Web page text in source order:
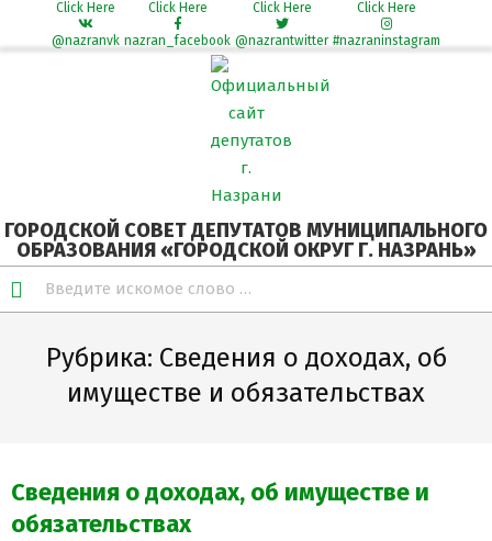
Click Here
@nazranvk
Click Here
nazran_facebook
Click Here
@nazrantwitter
Click Here
#nazraninstagram
ГОРОДСКОЙ СОВЕТ ДЕПУТАТОВ МУНИЦИПАЛЬНОГО
ОБРАЗОВАНИЯ «ГОРОДСКОЙ ОКРУГ Г. НАЗРАНЬ»
Рубрика: Сведения о доходах, об
имуществе и обязательствах
Сведения о доходах, об имуществе и
обязательствах